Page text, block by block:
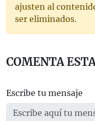
ajusten al
ser eliminados.
COMENTA
Escribe tu mensaje